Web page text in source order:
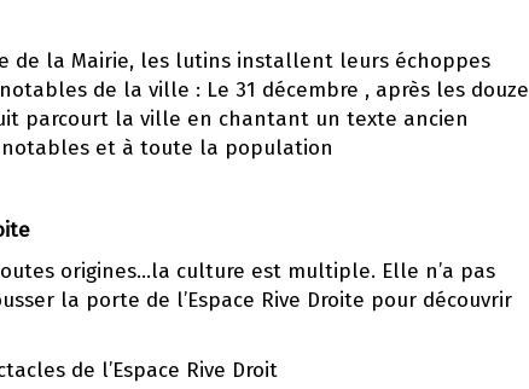
de la Mairie, les lutins installent leurs échoppes
de la ville : Le 31 décembre , après les douze
parcourt la ville en chantant un texte ancien
et à toute la population
origines…la culture est multiple. Elle n’a pas
la porte de l’Espace Rive Droite pour découvrir
de l’Espace Rive Droit